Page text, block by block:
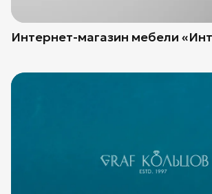
Интернет-магазин мебели